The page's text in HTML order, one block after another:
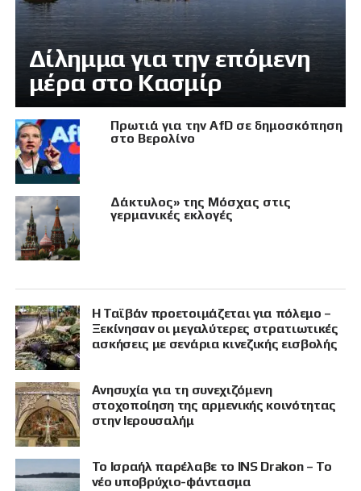
Δίλημμα για την επόμενη
μέρα στο Κασμίρ
Πρωτιά για την AfD σε δημοσκόπηση
στο Βερολίνο
Δάκτυλος» της Μόσχας στις
γερμανικές εκλογές
Η Ταϊβάν προετοιμάζεται για πόλεμο –
Ξεκίνησαν οι μεγαλύτερες στρατιωτικές
ασκήσεις με σενάρια κινεζικής εισβολής
Ανησυχία για τη συνεχιζόμενη
στοχοποίηση της αρμενικής κοινότητας
στην Ιερουσαλήμ
Το Ισραήλ παρέλαβε το INS Drakon – Το
νέο υποβρύχιο-φάντασμα